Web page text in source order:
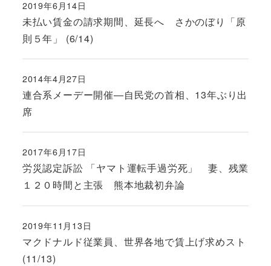
未払い賃金の請求期間、延長へ さかのぼり「原
則５年」 (6/14)
投稿日
2019年6月14日
連合系メーデー開催―自民党の首相、13年ぶり出
席
投稿日
2014年4月27日
労災認定訴訟 「ヤマト運転手過労死」 妻、残業
１２０時間と主張 熊本地裁初弁論
投稿日
2017年6月17日
マクドナルド従業員、世界各地で賃上げ求めスト
(11/13)
投稿日
2019年11月13日